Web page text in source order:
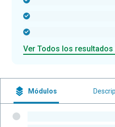
Ver Todos los resultados
Módulos